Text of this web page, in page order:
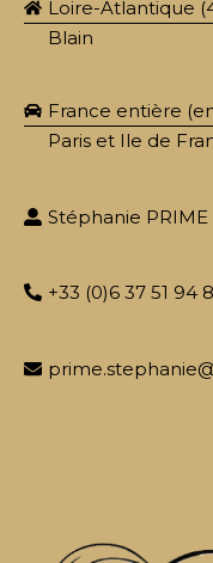
Loire-Atlantique
Blain
France entière
Paris et Ile de
Stéphanie PRIME
+33 (0)6 37 51 94